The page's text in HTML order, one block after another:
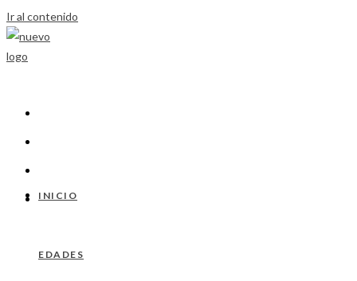
Ir al contenido
INICIO
EDADES